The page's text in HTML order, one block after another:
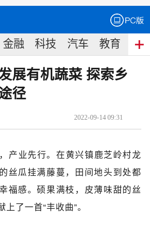
金融 科技 汽车 教育 食
展有机蔬菜 探索乡
径
2022-09-14 09:31
产业先行。在黄兴镇鹿芝岭村龙
丝瓜挂满藤蔓，田间地头到处都
福感。硕果满枝，皮薄味甜的丝
了一首“丰收曲”。